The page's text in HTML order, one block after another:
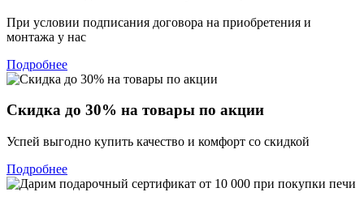
При условии подписания договора на приобретения и
монтажа у нас
Подробнее
Скидка до 30% на товары по акции
Успей выгодно купить качество и комфорт со скидкой
Подробнее